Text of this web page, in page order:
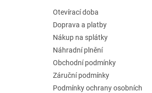
Otevírací doba
Doprava a platby
Nákup na splátky
Náhradní plnění
Obchodní podmínky
Záruční podmínky
Podmínky ochrany osobních